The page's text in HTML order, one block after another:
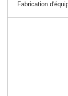
Fabrication